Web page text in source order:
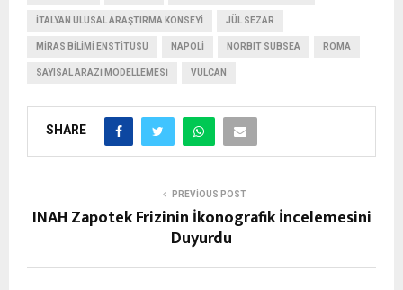
İTALYAN ULUSAL ARAŞTIRMA KONSEYI JÜL SEZAR
MIRAS BILIMI ENSTITÜSÜ NAPOLI NORBIT SUBSEA ROMA
SAYISAL ARAZI MODELLEMESI VULCAN
SHARE
PREVIOUS POST
INAH Zapotek Frizinin İkonografik İncelemesini
Duyurdu